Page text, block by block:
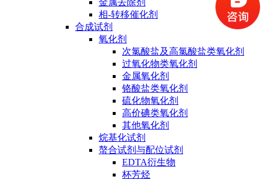
金属去除剂
相-转移催化剂
合成试剂
氧化剂
次氯酸盐及高氯酸盐类氧化剂
过氧化物类氧化剂
金属氧化剂
铬酸盐类氧化剂
硫化物氧化剂
高价碘类氧化剂
其他氧化剂
烷基化试剂
螯合试剂与配位试剂
EDTA衍生物
杯芳烃